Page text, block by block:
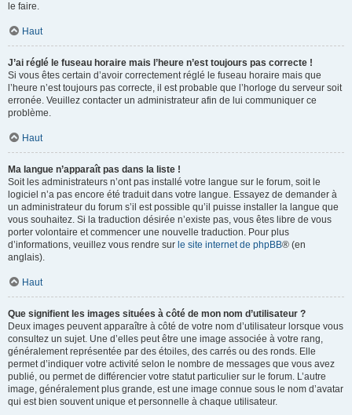
le faire.
Haut
J’ai réglé le fuseau horaire mais l’heure n’est toujours pas correcte !
Si vous êtes certain d’avoir correctement réglé le fuseau horaire mais que
l’heure n’est toujours pas correcte, il est probable que l’horloge du serveur soit
erronée. Veuillez contacter un administrateur afin de lui communiquer ce
problème.
Haut
Ma langue n’apparaît pas dans la liste !
Soit les administrateurs n’ont pas installé votre langue sur le forum, soit le
logiciel n’a pas encore été traduit dans votre langue. Essayez de demander à
un administrateur du forum s’il est possible qu’il puisse installer la langue que
vous souhaitez. Si la traduction désirée n’existe pas, vous êtes libre de vous
porter volontaire et commencer une nouvelle traduction. Pour plus
d’informations, veuillez vous rendre sur le site internet de phpBB® (en
anglais).
Haut
Que signifient les images situées à côté de mon nom d’utilisateur ?
Deux images peuvent apparaître à côté de votre nom d’utilisateur lorsque vous
consultez un sujet. Une d’elles peut être une image associée à votre rang,
généralement représentée par des étoiles, des carrés ou des ronds. Elle
permet d’indiquer votre activité selon le nombre de messages que vous avez
publié, ou permet de différencier votre statut particulier sur le forum. L’autre
image, généralement plus grande, est une image connue sous le nom d’avatar
qui est bien souvent unique et personnelle à chaque utilisateur.